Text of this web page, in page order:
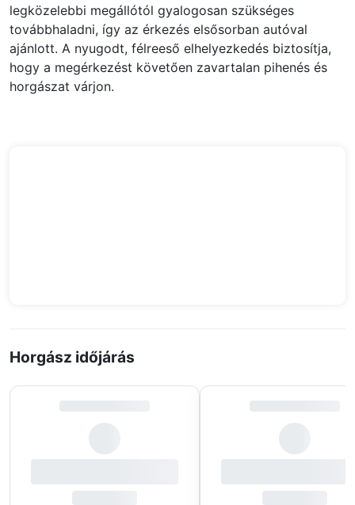
legközelebbi megállótól gyalogosan szükséges
továbbhaladni, így az érkezés elsősorban autóval
ajánlott. A nyugodt, félreeső elhelyezkedés biztosítja,
hogy a megérkezést követően zavartalan pihenés és
horgászat várjon.
Horgász időjárás